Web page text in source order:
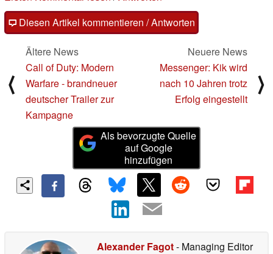
Diesen Artikel kommentieren / Antworten
⟨
Ältere News
Call of Duty: Modern
Warfare - brandneuer
deutscher Trailer zur
Kampagne
Neuere News
Messenger: Kik wird
nach 10 Jahren trotz
Erfolg eingestellt
⟩
Als bevorzugte Quelle
auf Google
hinzufügen
Alexander Fagot- Managing Editor